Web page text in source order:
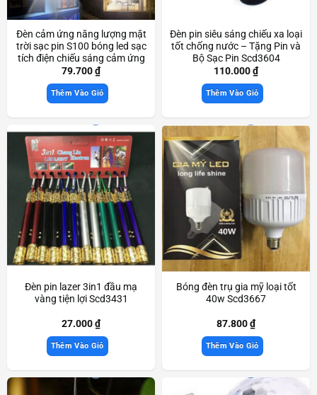
Đèn cảm ứng năng lượng mặt
trời sạc pin S100 bóng led sạc
tích điện chiếu sáng cảm ứng
thông minh Scd3530
79.700₫
Thêm Vào Giỏ
Đèn pin siêu sáng chiếu xa loại
tốt chống nước – Tặng Pin và
Bộ Sạc Pin Scd3604
110.000₫
Thêm Vào Giỏ
Đèn pin lazer 3in1 đầu mạ
vàng tiện lợi Scd3431
27.000₫
Thêm Vào Giỏ
Bóng đèn trụ gia mỹ loại tốt
40w Scd3667
87.800₫
Thêm Vào Giỏ